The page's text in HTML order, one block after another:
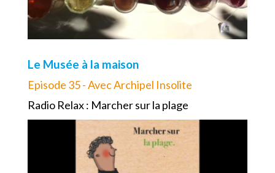
Le Musée à la maison
Episode 35 - Avec Archipel Insolite
Radio Relax : Marcher sur la plage